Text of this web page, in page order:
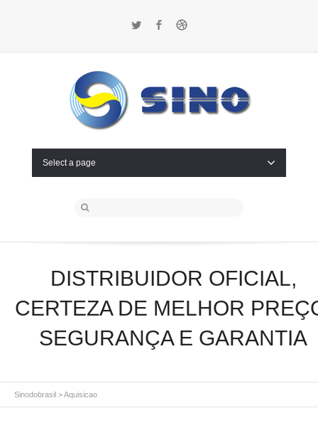
Twitter Facebook
Select a page
DISTRIBUIDOR OFICIAL,
CERTEZA DE MELHOR
SEGURANÇA E GARANTIA
Sinodobrasil >Aquisicao